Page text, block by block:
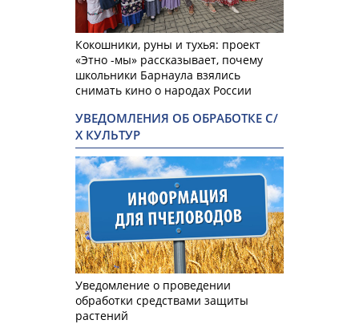
Кокошники, руны и тухья: проект
«Этно -мы» рассказывает, почему
школьники Барнаула взялись
снимать кино о народах России
УВЕДОМЛЕНИЯ ОБ ОБРАБОТКЕ С/
Х КУЛЬТУР
Уведомление о проведении
обработки средствами защиты
растений